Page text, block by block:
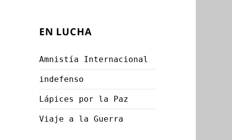
EN LUCHA
Amnistía Internacional
indefenso
Lápices por la Paz
Viaje a la Guerra